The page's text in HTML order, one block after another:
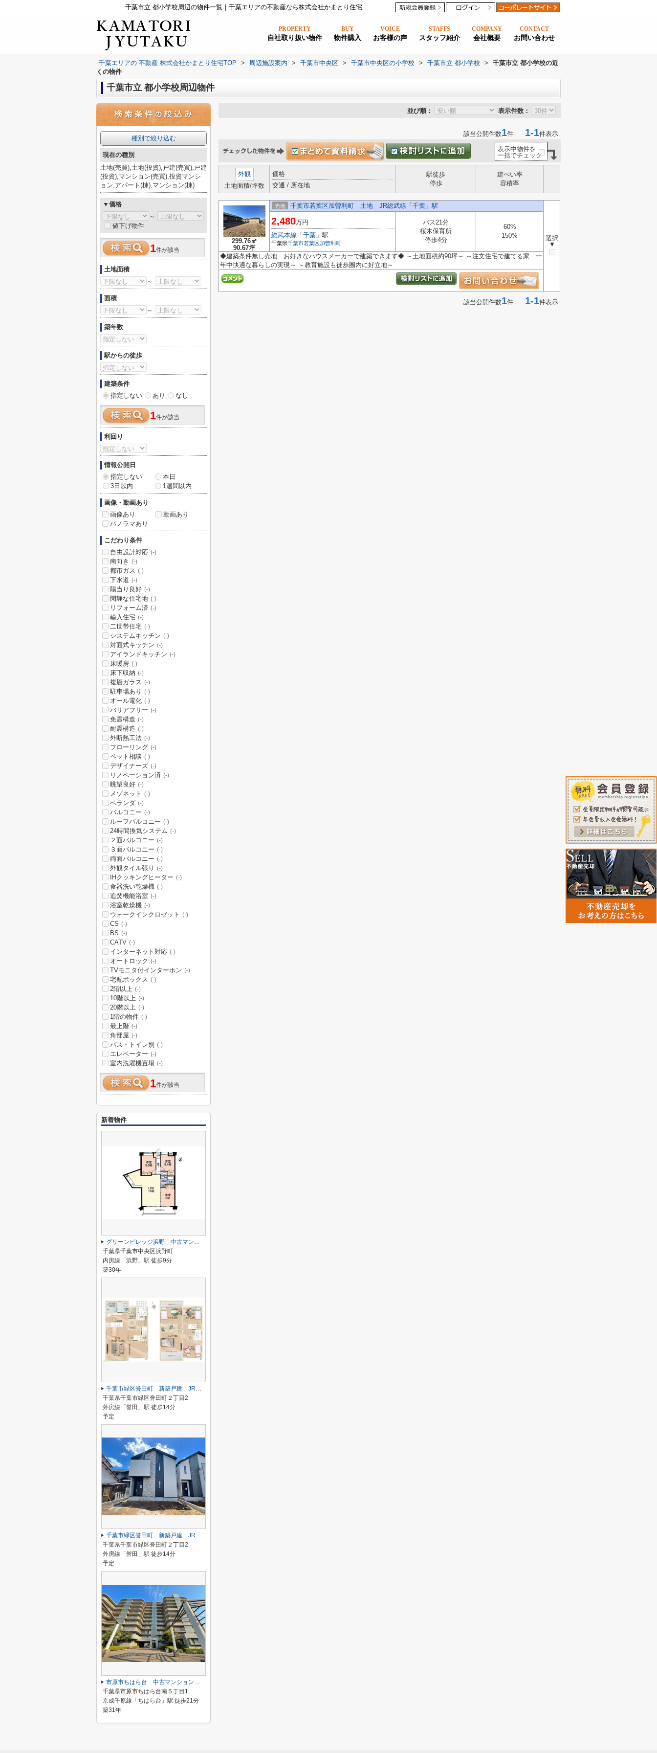
千葉市立 都小学校周辺の物件一覧｜千葉エリアの不動産なら株式会社かまとり住宅
PROPERTY
自社取り扱い物件
BUY
物件購入
VOICE
お客様の声
STAFFS
スタッフ紹介
COMPANY
会社概要
CONTACT
お問い合わせ
千葉エリアの 不動産 株式会社かまとり住宅TOP > 周辺施設案内 > 千葉市中央区 > 千葉市中央区の小学校 > 千葉市立 都小学校 >
千葉市立 都小学校の近
くの物件
千葉市立 都小学校周辺物件
並び順： 表示件数：
該当公開件数1件 1-1件表示
表示中物件を
一括でチェック
外観
土地面積/坪数
価格
交通 / 所在地
駅徒歩
停歩
建ぺい率
容積率
299.76㎡
90.67坪
売地 千葉市若葉区加曽利町 土地 JR総武線「千葉」駅
選択
▼
2,480万円
総武本線 「 千葉 」駅
千葉県千葉市若葉区加曽利町
バス21分
桜木保育所
停歩4分
60%
150%
◆建築条件無し売地 お好きなハウスメーカーで建築できます◆ ～土地面積約90坪～ ～注文住宅で建てる家 一
年中快適な暮らしの実現～ ～教育施設も徒歩圏内に好立地～
該当公開件数1件 1-1件表示
種別で絞り込む
現在の種別
土地(売買),土地(投資),戸建(売買),戸建
(投資),マンション(売買),投資マンシ
ョン,アパート(棟),マンション(棟)
▼価格
～
値下げ物件
1件が該当
土地面積
～
面積
～
築年数
駅からの徒歩
建築条件
指定しない
あり なし
1件が該当
利回り
情報公開日
指定しない
本日
3日以内
1週間以内
画像・動画あり
画像あり
動画あり
パノラマあり
こだわり条件
自由設計対応 (-)
南向き (-)
都市ガス (-)
下水道 (-)
陽当り良好 (-)
閑静な住宅地 (-)
リフォーム済 (-)
輸入住宅 (-)
二世帯住宅 (-)
システムキッチン (-)
対面式キッチン (-)
アイランドキッチン (-)
床暖房 (-)
床下収納 (-)
複層ガラス (-)
駐車場あり (-)
オール電化 (-)
バリアフリー (-)
免震構造 (-)
耐震構造 (-)
外断熱工法 (-)
フローリング (-)
ペット相談 (-)
デザイナーズ (-)
リノベーション済 (-)
眺望良好 (-)
メゾネット (-)
ベランダ (-)
バルコニー (-)
ルーフバルコニー (-)
24時間換気システム (-)
２面バルコニー (-)
３面バルコニー (-)
両面バルコニー (-)
外観タイル張り (-)
IHクッキングヒーター (-)
食器洗い乾燥機 (-)
追焚機能浴室 (-)
浴室乾燥機 (-)
ウォークインクロゼット (-)
CS (-)
BS (-)
CATV (-)
インターネット対応 (-)
オートロック (-)
TVモニタ付インターホン (-)
宅配ボックス (-)
2階以上 (-)
10階以上 (-)
20階以上 (-)
1階の物件 (-)
最上階 (-)
角部屋 (-)
バス・トイレ別 (-)
エレベーター (-)
室内洗濯機置場 (-)
1件が該当
新着物件
グリーンビレッジ浜野 中古マンション
千葉県千葉市中央区浜野町
内房線「浜野」駅 徒歩9分
築30年
千葉市緑区誉田町 新築戸建 JR外房線「誉田」駅 1号棟
千葉県千葉市緑区誉田町２丁目2
外房線「誉田」駅 徒歩14分
予定
千葉市緑区誉田町 新築戸建 JR外房線「誉田」駅 ２号棟
千葉県千葉市緑区誉田町２丁目2
外房線「誉田」駅 徒歩14分
予定
市原市ちはら台 中古マンション アーバンデュオちはら台
千葉県市原市ちはら台南５丁目1
京成千原線「ちはら台」駅 徒歩21分
築31年